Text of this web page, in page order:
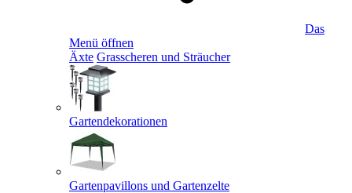
Das
Menü öffnen
Äxte Grasscheren und Sträucher
Gartendekorationen
Gartenpavillons und Gartenzelte